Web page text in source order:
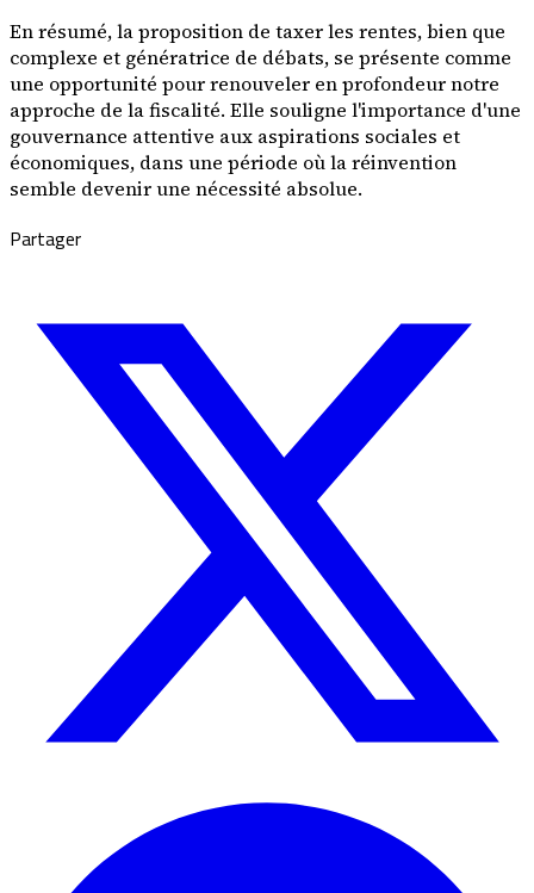
En résumé, la proposition de taxer les rentes, bien que
complexe et génératrice de débats, se présente comme
une opportunité pour renouveler en profondeur notre
approche de la fiscalité. Elle souligne l'importance d'une
gouvernance attentive aux aspirations sociales et
économiques, dans une période où la réinvention
semble devenir une nécessité absolue.
Partager